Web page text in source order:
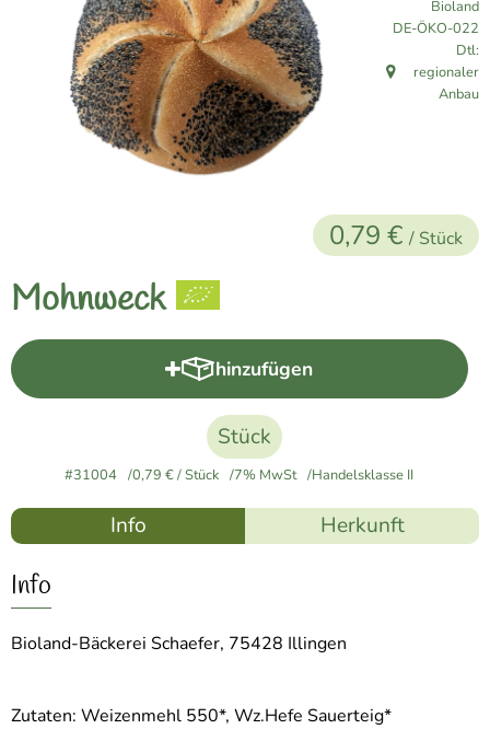
Naturkost
Vegane Küche
Naturkosmetik
Haus, Garten etc.
Verkauf
Lieferservice
Mohnweck
0,79 € / Stück
Bioland
, Kontrollstelle:
DE-ÖKO-022
, Herkunft:
Dtl:
regionaler
Anbau
hinzufügen
Produkt zum Warenkorb
Stück
#31004 0,79 €/ Stück 7% MwSt Handelsklasse II
Info Herkunft
Info
Bioland-Bäckerei Schaefer, 75428 Illingen
Zutaten: Weizenmehl 550*, Wz.Hefe Sauerteig*